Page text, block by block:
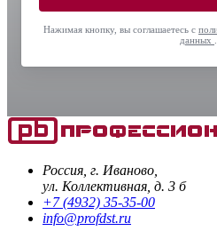
Нажимая кнопку, вы соглашаетесь с
данных
Россия, г. Иваново,
ул. Коллективная, д. 3 б
+7 (4932) 35-35-00
info@profdst.ru